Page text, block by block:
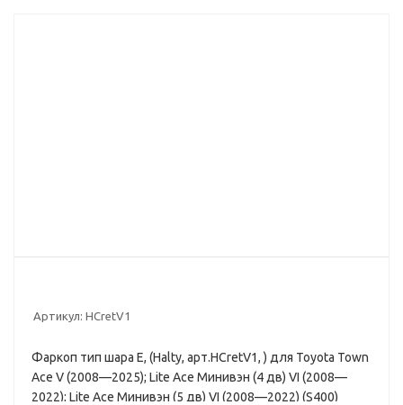
Артикул: HCretV1
Фаркоп тип шара E, (Halty, арт.HCretV1, ) для Toyota Town
Ace V (2008—2025); Lite Ace Минивэн (4 дв) VI (2008—
2022); Lite Ace Минивэн (5 дв) VI (2008—2022) (S400)